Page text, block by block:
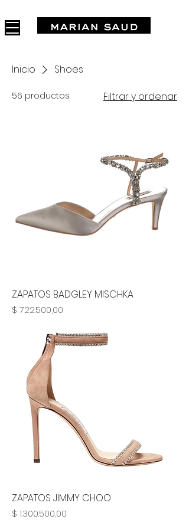
Inicio Shoes
56 productos Filtrar y ordenar
ZAPATOS BADGLEY MISCHKA
Precio
$ 722.500,00
ZAPATOS JIMMY CHOO
Precio
$ 1.300.500,00